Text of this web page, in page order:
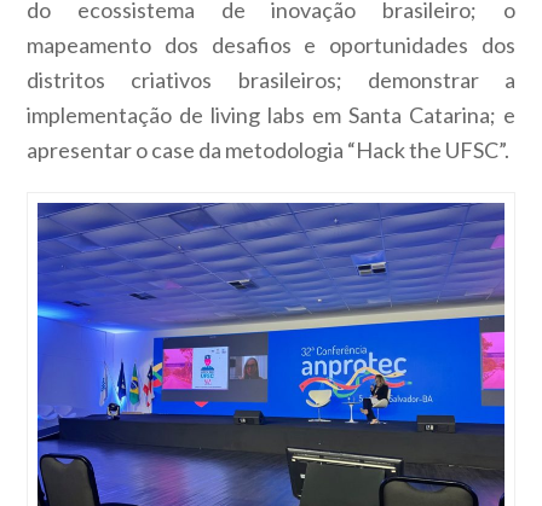
do ecossistema de inovação brasileiro; o
mapeamento dos desafios e oportunidades dos
distritos criativos brasileiros; demonstrar a
implementação de living labs em Santa Catarina; e
apresentar o case da metodologia “Hack the UFSC”.